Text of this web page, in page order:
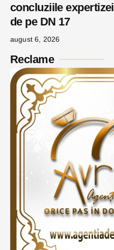
concluziile
de pe DN 17
august 6, 2026
Reclame